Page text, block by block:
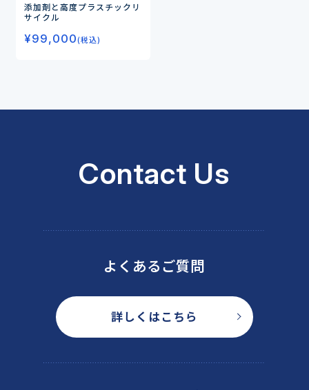
添加剤と高度プラスチックリ
サイクル
¥99,000(税込)
Contact Us
よくあるご質問
詳しくはこちら